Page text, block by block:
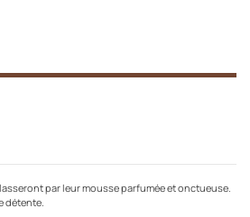
par leur mousse parfumée et onctueuse.
détente.